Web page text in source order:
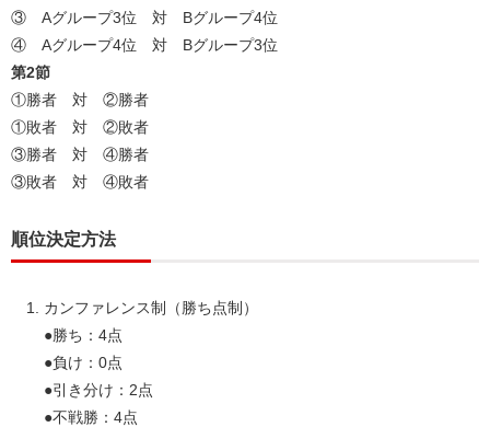
③ Aグループ3位 対 Bグループ4位
④ Aグループ4位 対 Bグループ3位
第2節
①勝者 対 ②勝者
①敗者 対 ②敗者
③勝者 対 ④勝者
③敗者 対 ④敗者
順位決定方法
カンファレンス制（勝ち点制）
●勝ち：4点
●負け：0点
●引き分け：2点
●不戦勝：4点